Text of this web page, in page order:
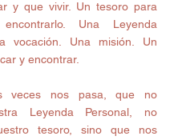
y que vivir. Un tesoro para
Una Leyenda
vocación. Una misión. Un
y encontrar.
veces nos pasa, que no
Leyenda Personal, no
tesoro, sino que nos